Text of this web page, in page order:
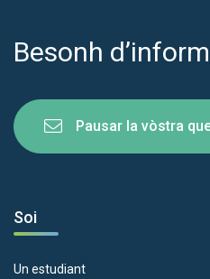
Besonh
Pausar la vòstra
Soi
Un estudiant